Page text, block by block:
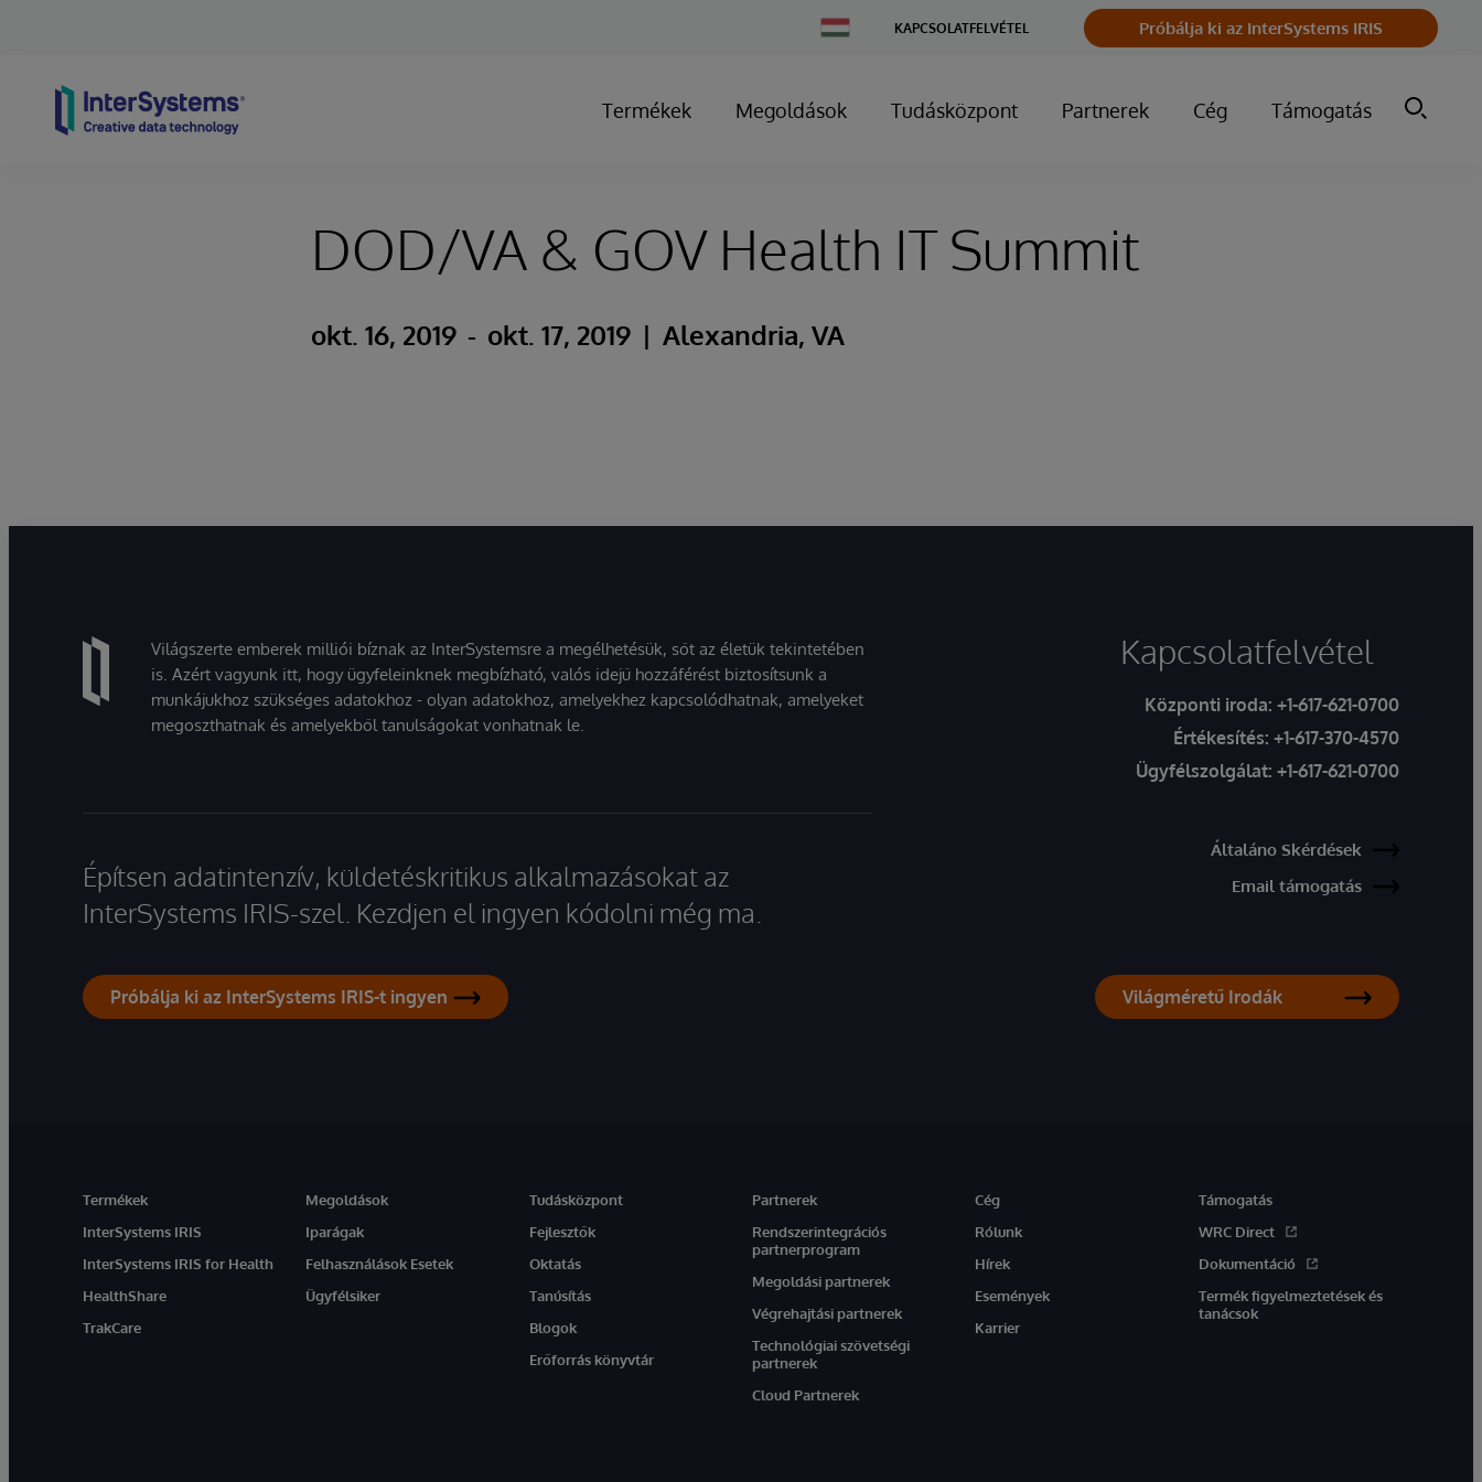
Change
Country
KAPCSOLATFELVÉTEL Próbálja ki az InterSystems IRIS
Termékek Megoldások Tudásközpont Partnerek Cég Támogatás
DOD/VA & GOV Health IT Summit
okt. 16, 2019 - okt. 17, 2019 Alexandria, VA
Világszerte emberek milliói bíznak az InterSystemsre a megélhetésük, sőt az életük tekintetében
is. Azért vagyunk itt, hogy ügyfeleinknek megbízható, valós idejű hozzáférést biztosítsunk a
munkájukhoz szükséges adatokhoz - olyan adatokhoz, amelyekhez kapcsolódhatnak, amelyeket
megoszthatnak és amelyekből tanulságokat vonhatnak le.
Építsen adatintenzív, küldetéskritikus alkalmazásokat az
InterSystems IRIS-szel. Kezdjen el ingyen kódolni még ma.
Próbálja ki az InterSystems IRIS-t ingyen
Kapcsolatfelvétel
Központi iroda: +1-617-621-0700
Értékesítés: +1-617-370-4570
Ügyfélszolgálat: +1-617-621-0700
Általáno Skérdések
Email támogatás
Világméretű Irodák
Termékek
InterSystems IRIS
InterSystems IRIS for Health
HealthShare
TrakCare
Megoldások
Iparágak
Felhasználások Esetek
Ügyfélsiker
Tudásközpont
Fejlesztők
Oktatás
Tanúsítás
Blogok
Erőforrás könyvtár
Partnerek
Rendszerintegrációs
partnerprogram
Megoldási partnerek
Végrehajtási partnerek
Technológiai szövetségi
partnerek
Cloud Partnerek
Cég
Rólunk
Hírek
Események
Karrier
Támogatás
WRC Direct
Dokumentáció
Termék figyelmeztetések és
tanácsok